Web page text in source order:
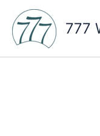
content
777